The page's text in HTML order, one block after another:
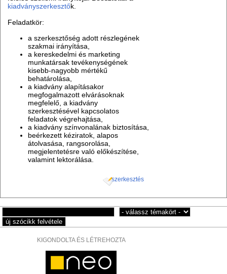
kiadványszerkesztők.
Feladatkör:
a szerkesztőség adott részlegének
szakmai irányítása,
a kereskedelmi és marketing
munkatársak tevékenységének
kisebb-nagyobb mértékű
behatárolása,
a kiadvány alapításakor
megfogalmazott elvárásoknak
megfelelő, a kiadvány
szerkesztésével kapcsolatos
feladatok végrehajtása,
a kiadvány színvonalának biztosítása,
beérkezett kéziratok, alapos
átolvasása, rangsorolása,
megjelentetésre való előkészítése,
valamint lektorálása.
szerkesztés
KIGONDOLTA ÉS LÉTREHOZTA